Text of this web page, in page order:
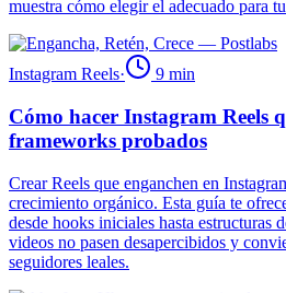
muestra cómo elegir el adecuado para
Instagram Reels· 9 min
Cómo hacer Instagram Reels
frameworks probados
Crear Reels que enganchen en
crecimiento orgánico. Esta guía te
desde hooks iniciales hasta estructuras
videos no pasen desapercibidos y
seguidores leales.